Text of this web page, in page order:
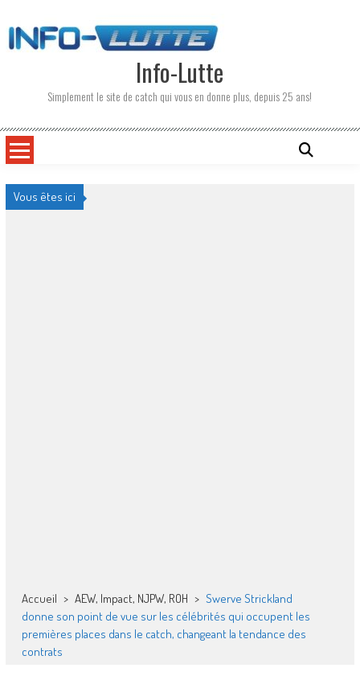
to
content
Info-Lutte
Simplement le site de catch qui vous en donne plus, depuis 25 ans!
Vous êtes ici
Accueil > AEW, Impact, NJPW, ROH > Swerve Strickland
donne son point de vue sur les célébrités qui occupent les
premières places dans le catch, changeant la tendance des
contrats